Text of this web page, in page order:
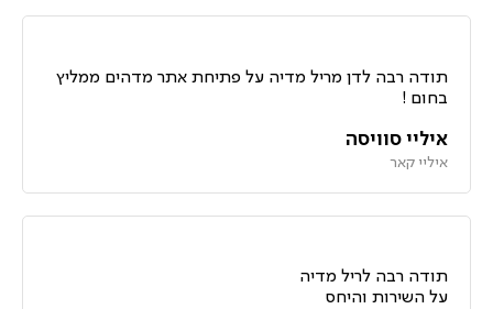
תודה רבה לדן מריל מדיה על פתיחת אתר מדהים ממליץ
בחום !
איליי סוויסה
איליי קאר
תודה רבה לריל מדיה
על השירות והיחס